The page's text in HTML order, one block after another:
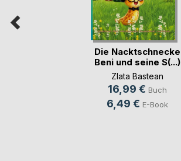
Die Nacktschnecke
Beni und seine S(...)
Zlata Bastean
16,99 € Buch
6,49 € E-Book